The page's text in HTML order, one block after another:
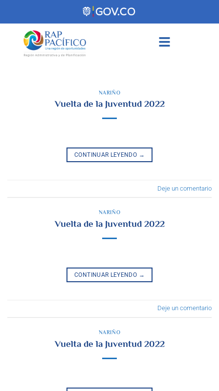
NARIÑO
Vuelta de la Juventud 2022
CONTINUAR LEYENDO →
Deje un comentario
NARIÑO
Vuelta de la Juventud 2022
CONTINUAR LEYENDO →
Deje un comentario
NARIÑO
Vuelta de la Juventud 2022